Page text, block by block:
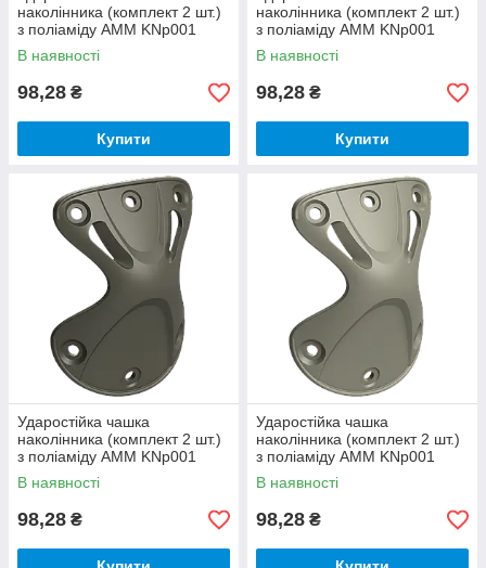
наколінника (комплект 2 шт.)
з поліаміду AMM KNp001
чорний (07.01.001.01.01)
В наявності
98,28 ₴
Купити
наколінника (комплект 2 шт.)
з поліаміду AMM KNp001
койот (07.01.001.01.29)
В наявності
98,28 ₴
Купити
Ударостійка чашка
наколінника (комплект 2 шт.)
з поліаміду AMM KNp001
олива (07.01.001.01.30)
В наявності
98,28 ₴
Ударостійка чашка
наколінника (комплект 2 шт.)
з поліаміду AMM KNp001
койот піщаний
(07.01.001.01.62)
В наявності
98,28 ₴